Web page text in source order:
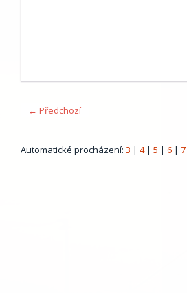
← Předchozí
Automatické procházení: 3 | 4| 5 | 6 | 7